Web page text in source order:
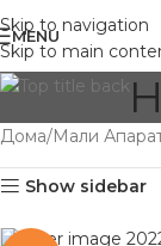
Skip to navigation
Skip to main
MENU
Дома Мали
Show sidebar